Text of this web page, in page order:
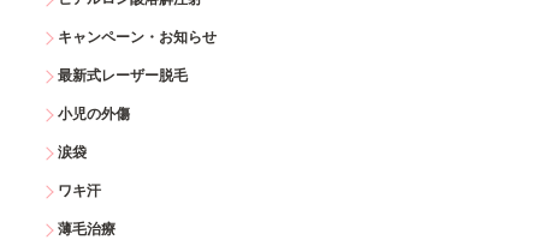
キャンペーン・お知らせ
最新式レーザー脱毛
小児の外傷
涙袋
ワキ汗
薄毛治療